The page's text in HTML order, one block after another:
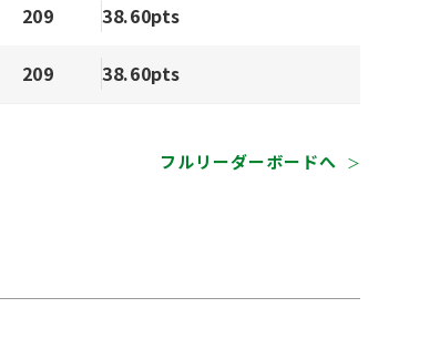
209 38.60pts
209 38.60pts
フルリーダーボードへ ＞